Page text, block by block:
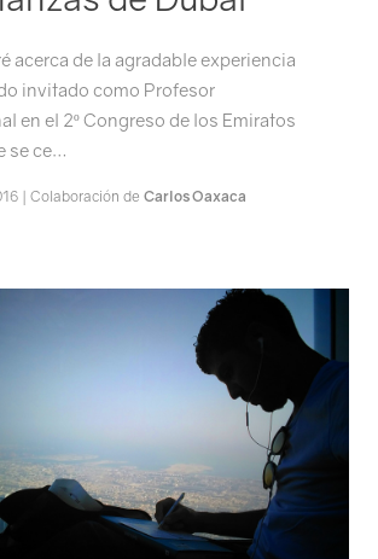
acerca de la agradable experiencia
invitado como Profesor
en el 2º Congreso de los Emiratos
se ce…
| Colaboración de Carlos Oaxaca